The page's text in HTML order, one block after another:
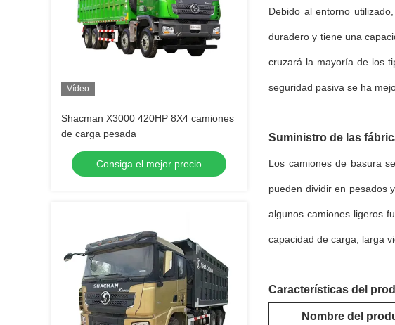
Vídeo
Shacman X3000 420HP 8X4 camiones
de carga pesada
Consiga el mejor precio
Debido al entorno
duradero y tiene una
cruzará la mayoría de los
seguridad pasiva se ha
Suministro de las
Los camiones de basura
pueden dividir en pesados
algunos camiones ligeros
capacidad de carga, larga
Características del
Nombre del